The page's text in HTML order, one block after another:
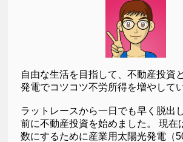
自由な生活を目指して、不動産投資
発電でコツコツ不労所得を増やして
ラットレースから一日でも早く脱出
前に不動産投資を始めました。 現在
数にするために産業用太陽光発電（